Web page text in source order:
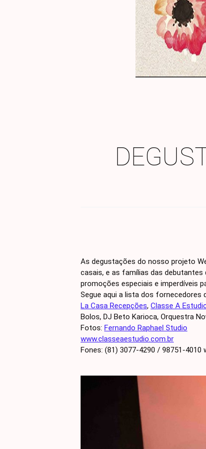
As degustações do nosso projeto
casais, e as famílias das
promoções especiais e imperdíveis
Segue aqui a lista dos fornecedores
La Casa Recepções, Classe A
Bolos, DJ Beto Karioca, Orquestra
Fotos: Fernando Raphael Studio
www.classeaestudio.com.br
Fones: (81) 3077-4290 / 98751-